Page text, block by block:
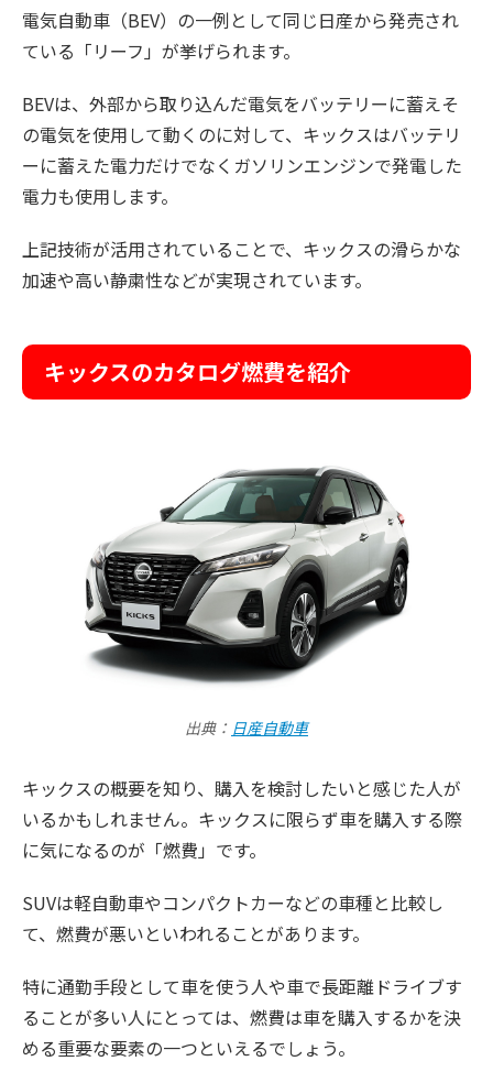
電気自動車（BEV）の一例として同じ日産から発売され
ている「リーフ」が挙げられます。
BEVは、外部から取り込んだ電気をバッテリーに蓄えそ
の電気を使用して動くのに対して、キックスはバッテリ
ーに蓄えた電力だけでなくガソリンエンジンで発電した
電力も使用します。
上記技術が活用されていることで、キックスの滑らかな
加速や高い静粛性などが実現されています。
キックスのカタログ燃費を紹介
出典： 日産自動車
キックスの概要を知り、購入を検討したいと感じた人が
いるかもしれません。キックスに限らず車を購入する際
に気になるのが「燃費」です。
SUVは軽自動車やコンパクトカーなどの車種と比較し
て、燃費が悪いといわれることがあります。
特に通勤手段として車を使う人や車で長距離ドライブす
ることが多い人にとっては、燃費は車を購入するかを決
める重要な要素の一つといえるでしょう。